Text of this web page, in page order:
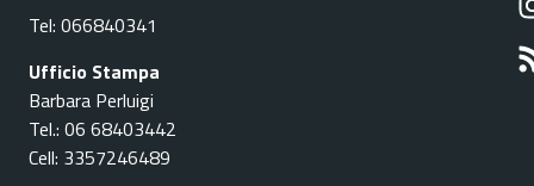
Tel: 066840341
Ufficio Stampa
Barbara Perluigi
Tel.: 06 68403442
Cell: 3357246489